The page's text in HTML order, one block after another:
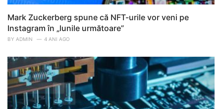
Mark Zuckerberg spune că NFT-urile vor veni pe
Instagram în „lunile următoare”
BY ADMIN 4 ANI AGO